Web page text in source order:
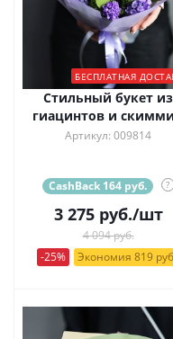
БЕСПЛАТНАЯ
Стильный букет из
гиацинтов и
Артикул: 009814
CashBack 164 руб. ?
3 275руб./шт
4 094 руб.
-25%
Экономия 819